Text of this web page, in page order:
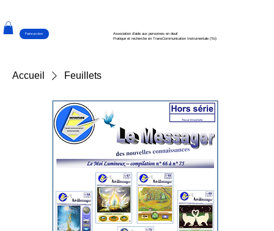
Faire un don
Association d'aide aux personnes en deuil
Pratique et recherche en TransCommunication Instrumentale (Tci)
Accueil Feuillets